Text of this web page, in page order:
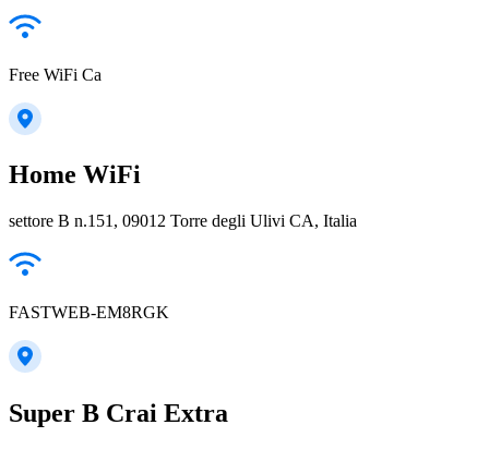
Free WiFi Ca
Home WiFi
settore B n.151, 09012 Torre degli Ulivi CA, Italia
FASTWEB-EM8RGK
Super B Crai Extra